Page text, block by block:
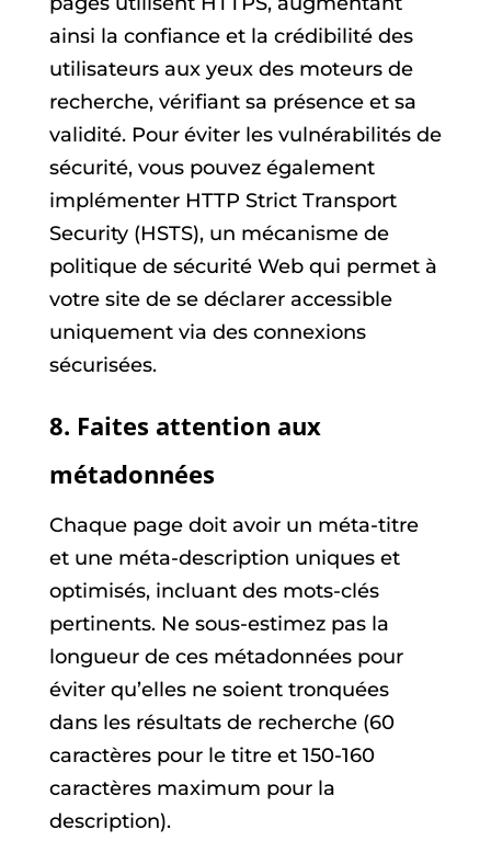
ainsi la confiance et la crédibilité des
utilisateurs aux yeux des moteurs de
recherche, vérifiant sa présence et sa
validité. Pour éviter les vulnérabilités de
sécurité, vous pouvez également
implémenter HTTP Strict Transport
Security (HSTS), un mécanisme de
politique de sécurité Web qui permet à
votre site de se déclarer accessible
uniquement via des connexions
sécurisées.
8. Faites attention aux
métadonnées
Chaque page doit avoir un méta-titre
et une méta-description uniques et
optimisés, incluant des mots-clés
pertinents. Ne sous-estimez pas la
longueur de ces métadonnées pour
éviter qu’elles ne soient tronquées
dans les résultats de recherche (60
caractères pour le titre et 150-160
caractères maximum pour la
description).